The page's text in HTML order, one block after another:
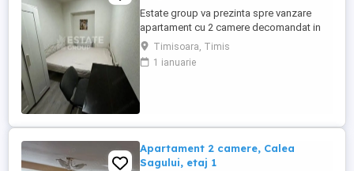
Estate group va prezinta spre vanzare
apartament cu 2 camere decomandat in
zona Balcescu- Elisabetin, pozitie
excelenta, la 5 minute de centru, situat la
parter intr-un imobil P+1. Ideal pentru un
Timisoara, Timis
1 ianuarie
Apartament 2 camere, Calea
Sagului, etaj 1